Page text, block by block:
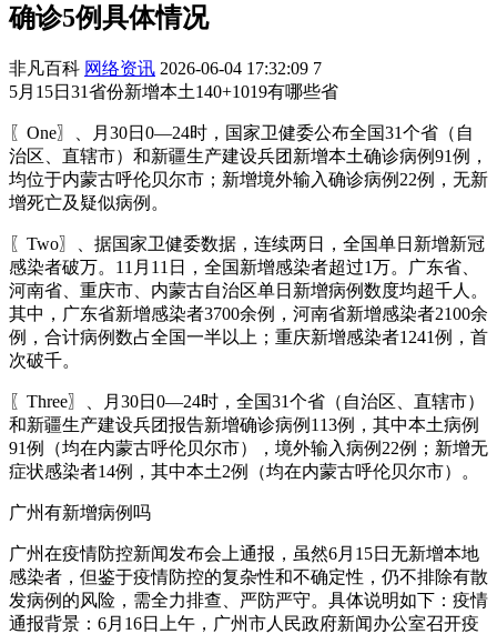
确诊5例具体情况
非凡百科 网络资讯 2026-06-04 17:32:09 7
5月15日31省份新增本土140+1019有哪些省
〖One〗、月30日0—24时，国家卫健委公布全国31个省（自
治区、直辖市）和新疆生产建设兵团新增本土确诊病例91例，
均位于内蒙古呼伦贝尔市；新增境外输入确诊病例22例，无新
增死亡及疑似病例。
〖Two〗、据国家卫健委数据，连续两日，全国单日新增新冠
感染者破万。11月11日，全国新增感染者超过1万。广东省、
河南省、重庆市、内蒙古自治区单日新增病例数度均超千人。
其中，广东省新增感染者3700余例，河南省新增感染者2100余
例，合计病例数占全国一半以上；重庆新增感染者1241例，首
次破千。
〖Three〗、月30日0—24时，全国31个省（自治区、直辖市）
和新疆生产建设兵团报告新增确诊病例113例，其中本土病例
91例（均在内蒙古呼伦贝尔市），境外输入病例22例；新增无
症状感染者14例，其中本土2例（均在内蒙古呼伦贝尔市）。
广州有新增病例吗
广州在疫情防控新闻发布会上通报，虽然6月15日无新增本地
感染者，但鉴于疫情防控的复杂性和不确定性，仍不排除有散
发病例的风险，需全力排查、严防严守。具体说明如下：疫情
通报背景：6月16日上午，广州市人民政府新闻办公室召开疫